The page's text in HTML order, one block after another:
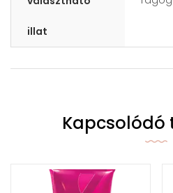
illat
Kapcsolódó